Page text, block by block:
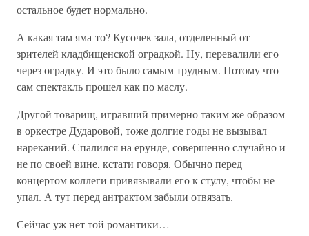
остальное будет нормально.
А какая там яма-то? Кусочек зала, отделенный от
зрителей кладбищенской оградкой. Ну, перевалили его
через оградку. И это было самым трудным. Потому что
сам спектакль прошел как по маслу.
Другой товарищ, игравший примерно таким же образом
в оркестре Дударовой, тоже долгие годы не вызывал
нареканий. Спалился на ерунде, совершенно случайно и
не по своей вине, кстати говоря. Обычно перед
концертом коллеги привязывали его к стулу, чтобы не
упал. А тут перед антрактом забыли отвязать.
Сейчас уж нет той романтики…